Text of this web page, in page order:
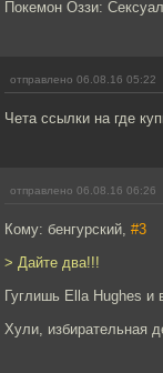
Покемон Оззи:
отправлено 06.08.16 05:22
Чета ссылки на где
отправлено 06.08.16 06:26
Кому: бенгурский, #3
> Дайте два!!!
Гуглишь Ella Hughes
Хули, избирательная